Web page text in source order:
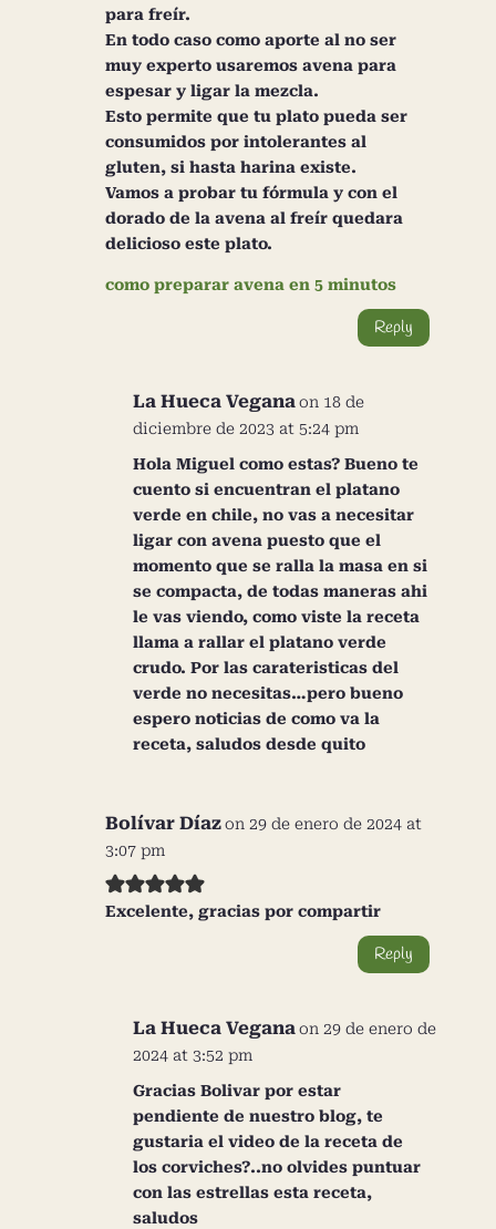
para freír.
En todo caso como aporte al no ser
muy experto usaremos avena para
espesar y ligar la mezcla.
Esto permite que tu plato pueda ser
consumidos por intolerantes al
gluten, si hasta harina existe.
Vamos a probar tu fórmula y con el
dorado de la avena al freír quedara
delicioso este plato.
como preparar avena en 5 minutos
Reply
La Hueca Vegana on 18 de
diciembre de 2023 at 5:24 pm
Hola Miguel como estas? Bueno te
cuento si encuentran el platano
verde en chile, no vas a necesitar
ligar con avena puesto que el
momento que se ralla la masa en si
se compacta, de todas maneras ahi
le vas viendo, como viste la receta
llama a rallar el platano verde
crudo. Por las carateristicas del
verde no necesitas…pero bueno
espero noticias de como va la
receta, saludos desde quito
Bolívar Díaz on 29 de enero de 2024 at
3:07 pm
Excelente, gracias por compartir
Reply
La Hueca Vegana on 29 de enero de
2024 at 3:52 pm
Gracias Bolivar por estar
pendiente de nuestro blog, te
gustaria el video de la receta de
los corviches?..no olvides puntuar
con las estrellas esta receta,
saludos